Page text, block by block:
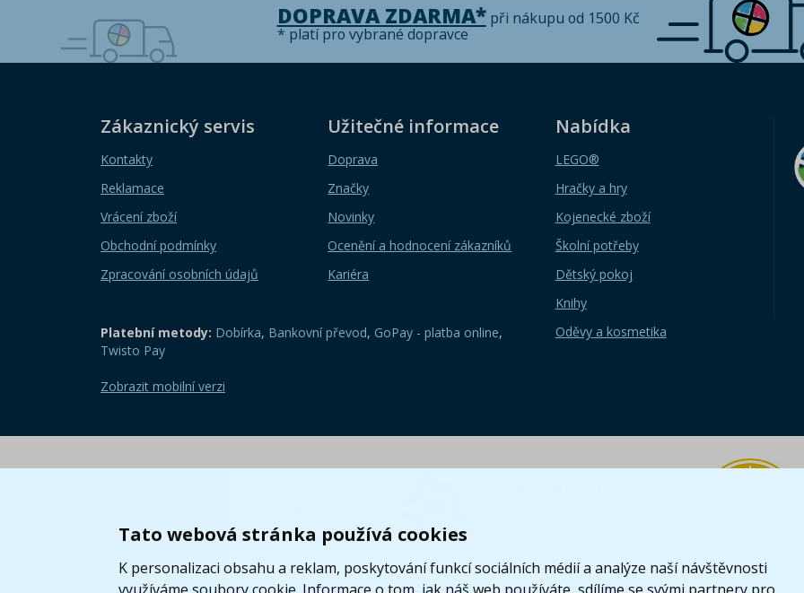
Tato webová stránka používá cookies
K personalizaci obsahu a reklam, poskytování funkcí sociálních médií a analýze naší návštěvnosti
DOPRAVA ZDARMA*při nákupu od 1500 Kč
* platí pro vybrané dopravce
Zákaznický servis
Kontakty
Reklamace
Vrácení zboží
Obchodní podmínky
Zpracování osobních údajů
Užitečné informace
Doprava
Značky
Novinky
Ocenění a hodnocení zákazníků
Kariéra
Nabídka
LEGO®
Hračky a hry
Kojenecké zboží
Školní potřeby
Dětský pokoj
Knihy
Oděvy a kosmetika
Platební metody: Dobírka, Bankovní převod, GoPay - platba online,
Twisto Pay
Zobrazit mobilní verzi